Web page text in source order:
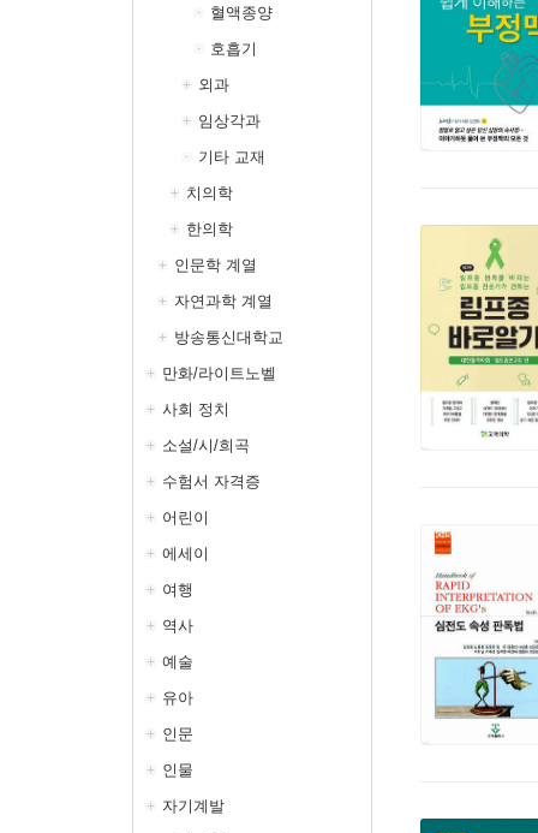
혈액종양
호흡기
외과
임상각과
기타 교재
치의학
한의학
인문학 계열
자연과학 계열
방송통신대학교
만화/라이트노벨
사회 정치
소설/시/희곡
수험서 자격증
어린이
에세이
여행
역사
예술
유아
인문
인물
자기계발